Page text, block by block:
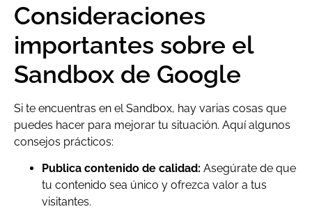
Consideraciones
importantes sobre el
Sandbox de Google
Si te encuentras en el Sandbox, hay varias cosas que
puedes hacer para mejorar tu situación. Aquí algunos
consejos prácticos:
Publica contenido de calidad: Asegúrate de que
tu contenido sea único y ofrezca valor a tus
visitantes.